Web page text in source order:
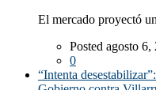
El mercado proyectó
Posted agosto 6,
0
“Intenta